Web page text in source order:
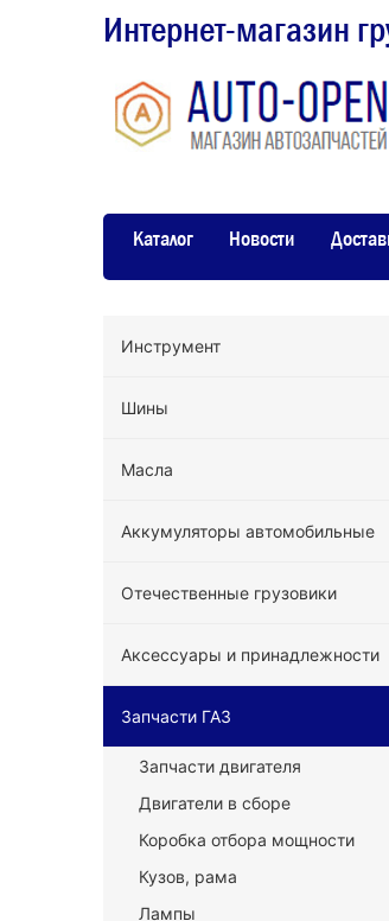
Интернет-магазин
Каталог Новости
Инструмент
Шины
Масла
Аккумуляторы автомобильные
Отечественные грузовики
Аксессуары и принадлежности
Запчасти ГАЗ
Запчасти двигателя
Двигатели в сборе
Коробка отбора мощности
Кузов, рама
Лампы